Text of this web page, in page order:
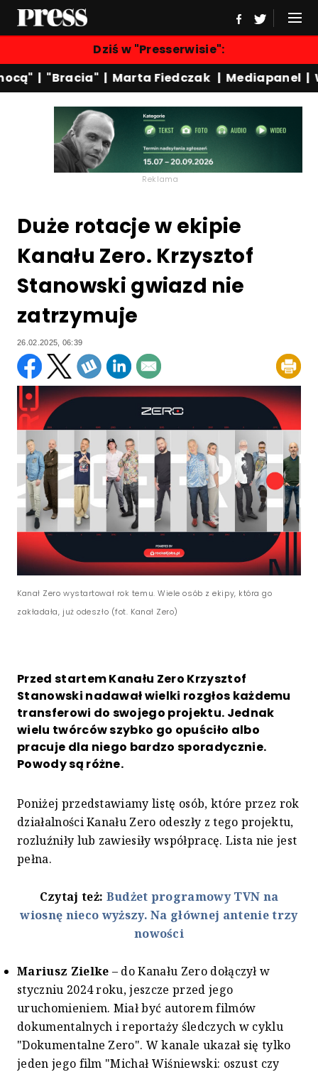
Dziś w "Presserwisie":
|"Bracia"|Marta Fiedczak|Mediapanel|
Reklama
Duże rotacje w ekipie
Kanału Zero. Krzysztof
Stanowski gwiazd nie
zatrzymuje
26.02.2025, 06:39
Kanał Zero wystartował rok temu. Wiele osób z ekipy, która go
zakładała, już odeszło (fot. Kanał Zero)
Przed startem Kanału Zero Krzysztof
Stanowski nadawał wielki rozgłos każdemu
transferowi do swojego projektu. Jednak
wielu twórców szybko go opuściło albo
pracuje dla niego bardzo sporadycznie.
Powody są różne.
Poniżej przedstawiamy listę osób, które przez rok
działalności Kanału Zero odeszły z tego projektu,
rozluźniły lub zawiesiły współpracę. Lista nie jest
pełna.
Czytaj też: Budżet programowy TVN na
wiosnę nieco wyższy. Na głównej antenie trzy
nowości
Mariusz Zielke – do Kanału Zero dołączył w
styczniu 2024 roku, jeszcze przed jego
uruchomieniem. Miał być autorem filmów
dokumentalnych i reportaży śledczych w cyklu
"Dokumentalne Zero". W kanale ukazał się tylko
jeden jego film "Michał Wiśniewski: oszust czy